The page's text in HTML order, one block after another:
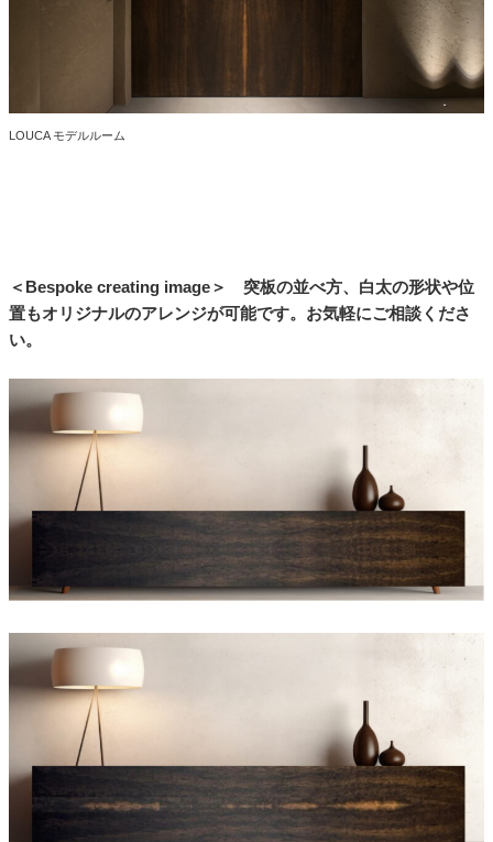
LOUCA モデルルーム
＜Bespoke creating image＞ 突板の並べ方、白太の形状や位
置もオリジナルのアレンジが可能です。お気軽にご相談くださ
い。